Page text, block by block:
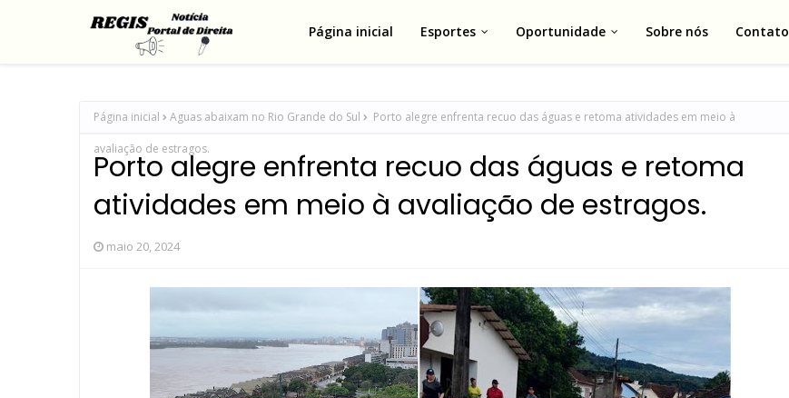
Página inicial Esportes Oportunidade Sobre nós Contato
Página inicial Aguas abaixam no Rio Grande do Sul Porto alegre enfrenta recuo das águas e retoma atividades em meio à
avaliação de estragos.
Porto alegre enfrenta recuo das águas e retoma
atividades em meio à avaliação de estragos.
maio 20, 2024